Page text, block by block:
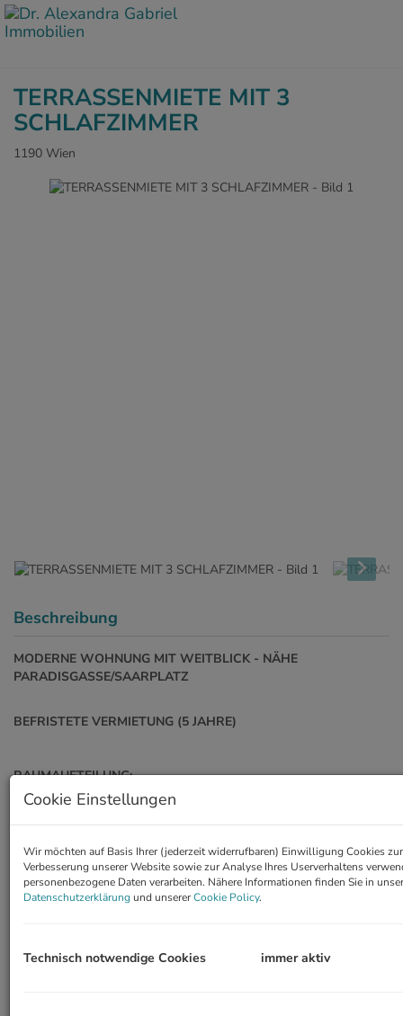
TERRASSENMIETE MIT 3
SCHLAFZIMMER
1190 Wien
Beschreibung
MODERNE WOHNUNG MIT WEITBLICK - NÄHE
PARADISGASSE/SAARPLATZ
BEFRISTETE VERMIETUNG (5 JAHRE)
RAUMAUFTEILUNG:
Vorzimmer
zwei Schlafzimmer
Master-Schlafzimmer mit mit Ausgang auf eine Terrasse (ca.
24 m², N)
separates WC
Cookie Einstellungen
Wir möchten auf Basis Ihrer (jederzeit widerrufbaren) Einwilligung Cookies
Verbesserung unserer Website sowie zur Analyse Ihres Userverhaltens
personenbezogene Daten verarbeiten. Nähere Informationen finden Sie in
Datenschutzerklärungund unsererCookie Policy.
Technisch notwendige Cookies immer aktiv